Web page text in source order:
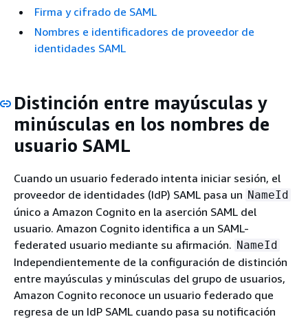
Firma y cifrado de SAML
Nombres e identificadores de proveedor de
identidades SAML
Distinción entre mayúsculas y
minúsculas en los nombres de
usuario SAML
Cuando un usuario federado intenta iniciar sesión, el
proveedor de identidades (IdP) SAML pasa un NameId
único a Amazon Cognito en la aserción SAML del
usuario. Amazon Cognito identifica a un SAML-
federated usuario mediante su afirmación. NameId
Independientemente de la configuración de distinción
entre mayúsculas y minúsculas del grupo de usuarios,
Amazon Cognito reconoce un usuario federado que
regresa de un IdP SAML cuando pasa su notificación